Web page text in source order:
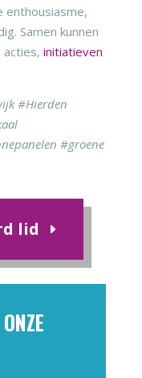
enthousiasme,
Samen kunnen
acties, initiatieven
#Hierden
#groene
lid